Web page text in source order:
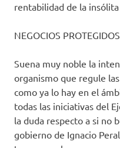
rentabilidad de la insólita
NEGOCIOS PROTEGIDOS
Suena muy noble la
organismo que regule
como ya lo hay en el
todas las iniciativas del
la duda respecto a si no
gobierno de Ignacio